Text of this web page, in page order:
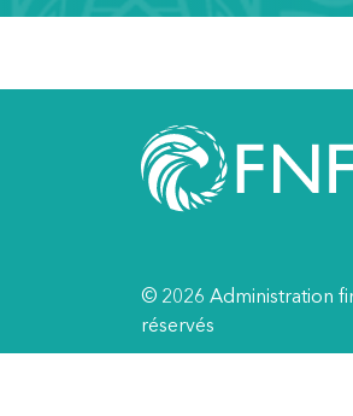
© 2026 Administration
réservés